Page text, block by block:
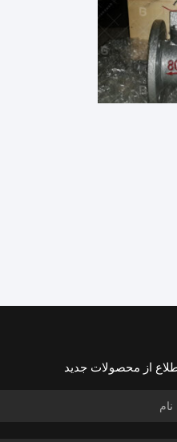
از محصولات جدید